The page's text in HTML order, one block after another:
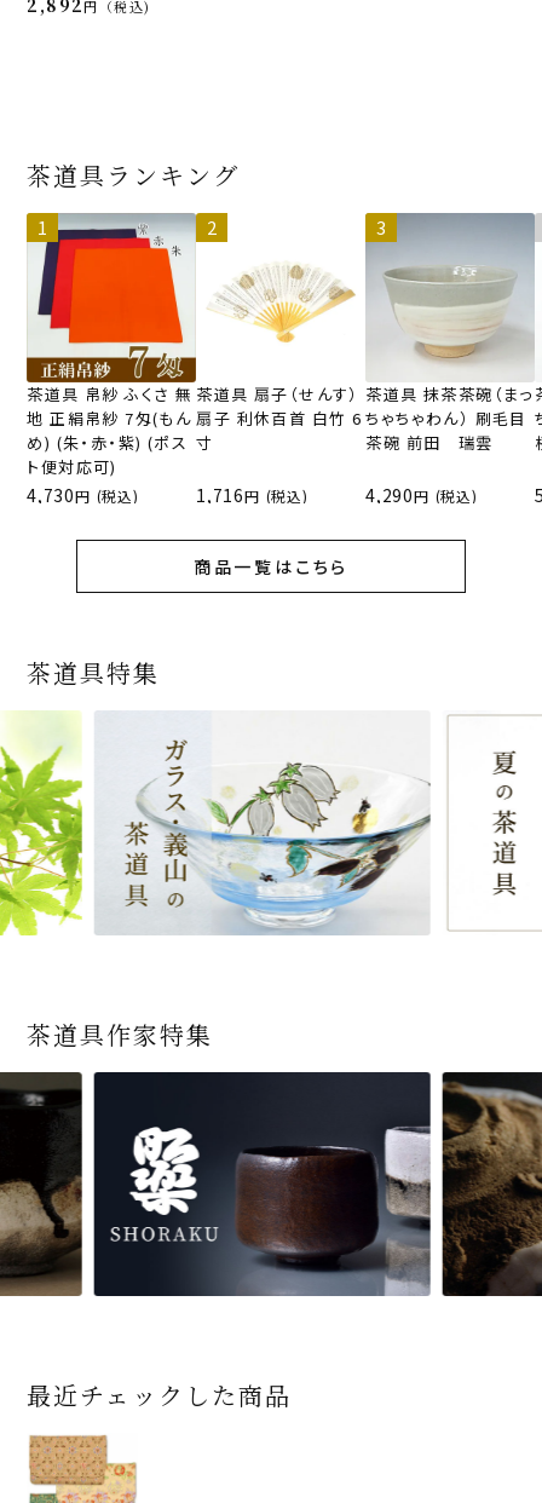
2,892 税込
茶道具ランキング
茶道具 帛紗 ふくさ 無
地 正絹帛紗 7匁(もん
め) (朱・赤・紫) (ポス
ト便対応可)
4,730 (税込)
茶道具 扇子（せんす）
扇子 利休百首 白竹 6
寸
1,716 (税込)
茶道具 抹茶茶碗（まっ
ちゃちゃわん） 刷毛目
茶碗 前田 瑞雲
4,290 (税込)
商品一覧はこちら
茶道具特集
茶道具作家特集
最近チェックした商品